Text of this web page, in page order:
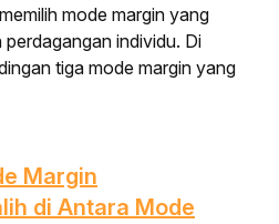
mode margin yang
individu. Di
tiga mode margin yang
Margin
di Antara Mode